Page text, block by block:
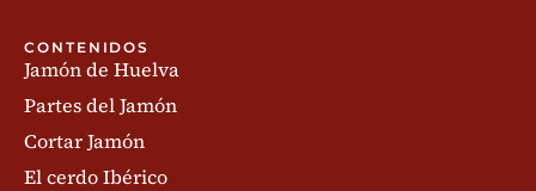
CONTENIDOS
Jamón de Huelva
Partes del Jamón
Cortar Jamón
El cerdo Ibérico